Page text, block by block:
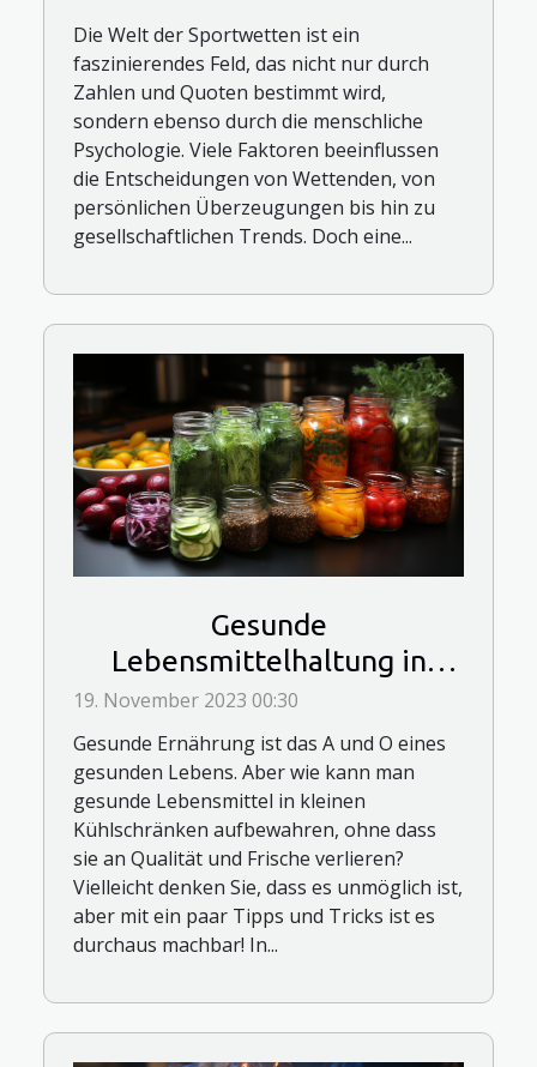
beeinflussen
Die Welt der Sportwetten ist ein
faszinierendes Feld, das nicht nur durch
Zahlen und Quoten bestimmt wird,
sondern ebenso durch die menschliche
Psychologie. Viele Faktoren beeinflussen
die Entscheidungen von Wettenden, von
persönlichen Überzeugungen bis hin zu
gesellschaftlichen Trends. Doch eine...
Gesunde
Lebensmittelhaltung in
kleinen Kühlschränken:
Tipps und Tricks
19. November 2023 00:30
Gesunde Ernährung ist das A und O eines
gesunden Lebens. Aber wie kann man
gesunde Lebensmittel in kleinen
Kühlschränken aufbewahren, ohne dass
sie an Qualität und Frische verlieren?
Vielleicht denken Sie, dass es unmöglich ist,
aber mit ein paar Tipps und Tricks ist es
durchaus machbar! In...